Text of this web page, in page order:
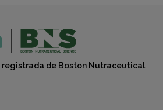
registrada de Boston Nutraceutical